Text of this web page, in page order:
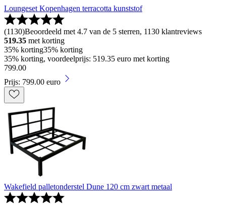
Loungeset Kopenhagen terracotta kunststof
(1130)Beoordeeld met 4.7 van de 5 sterren, 1130 klantreviews
519.35 met korting
35% korting35% korting
35% korting, voordeelprijs: 519.35 euro met korting
799.00
Prijs: 799.00 euro
Wakefield palletonderstel Dune 120 cm zwart metaal